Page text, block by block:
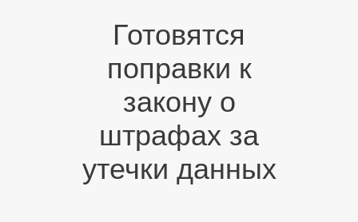
Готовятся
поправки к
закону о
штрафах за
утечки данных
ГЛАВНАЯ
О КОМПАНИИ
НОВОСТИ
КАРЬЕРА
ПАРТНЕРЫ
КОНТАКТЫ